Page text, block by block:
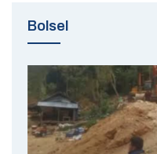
Bolsel